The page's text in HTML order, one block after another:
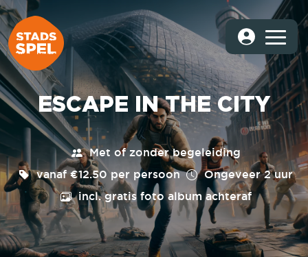
ESCAPE IN THE CITY
Met of zonder begeleiding
vanaf €12.50 per persoon
Ongeveer2 uur
incl. gratis foto album achteraf